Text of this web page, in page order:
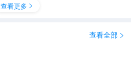
查看更多 
查看全部 